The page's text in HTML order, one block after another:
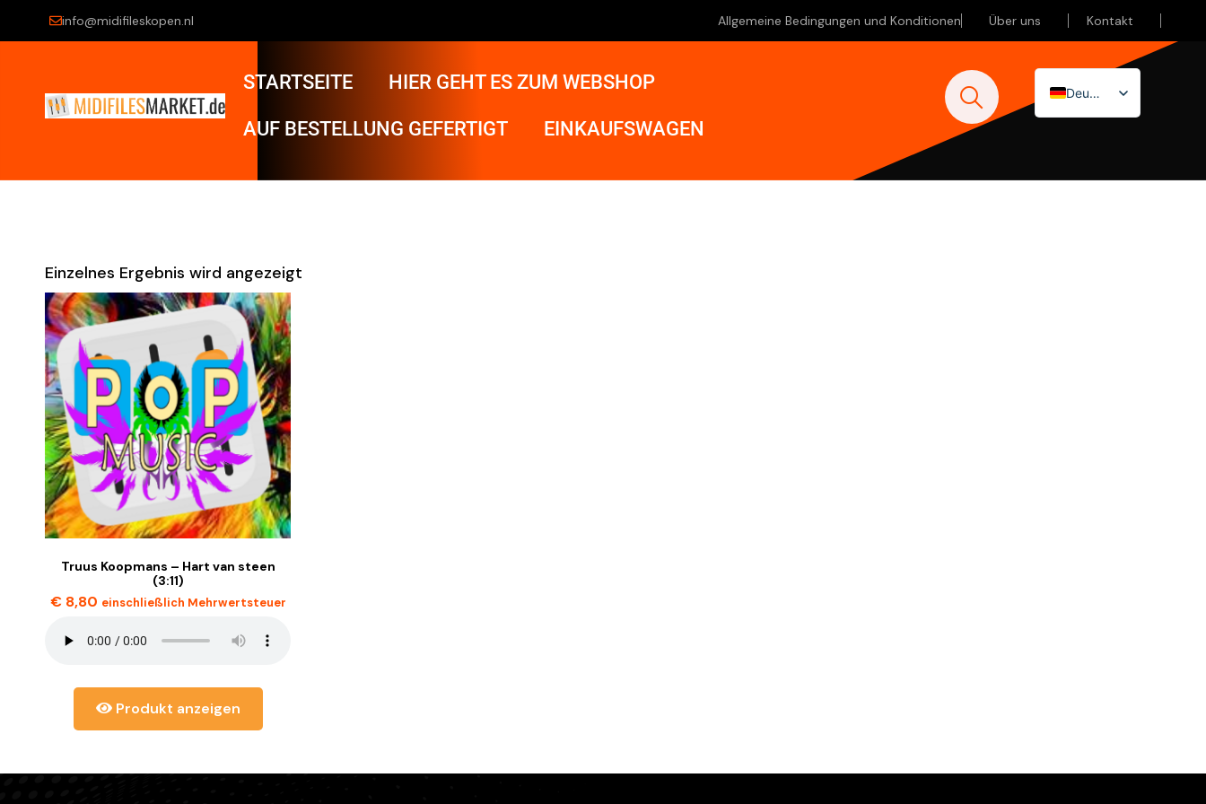
info@midifileskopen.nl Allgemeine Bedingungen und Konditionen Über uns Kontakt
STARTSEITE HIER GEHT ES ZUM WEBSHOP
AUF BESTELLUNG GEFERTIGT EINKAUFSWAGEN
Deutsch
Nederlands
Einzelnes Ergebnis wird angezeigt
Truus Koopmans – Hart van steen
(3:11)
€8,80 einschließlich Mehrwertsteuer
Produkt anzeigen